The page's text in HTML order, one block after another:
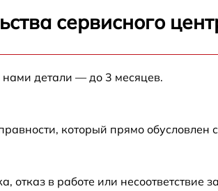
сервисного
нами детали — до 3 месяцев.
который прямо
отказ в работе или несоответствие